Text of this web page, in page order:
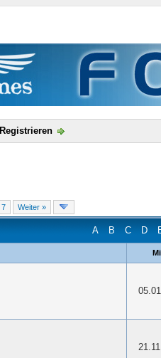
Registrieren
7 Weiter »
A B C D